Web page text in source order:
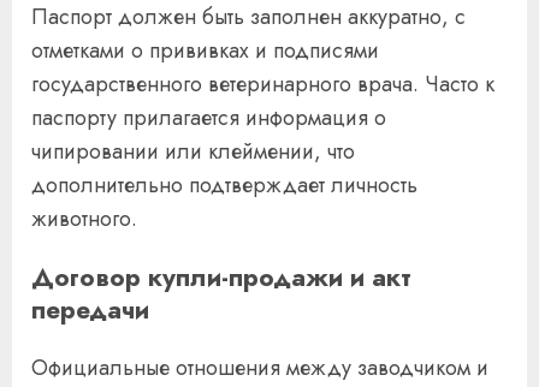
Паспорт должен быть заполнен аккуратно, с
отметками о прививках и подписями
государственного ветеринарного врача. Часто к
паспорту прилагается информация о
чипировании или клеймении, что
дополнительно подтверждает личность
животного.
Договор купли-продажи и акт
передачи
Официальные отношения между заводчиком и